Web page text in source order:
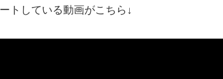
トしている動画がこちら↓